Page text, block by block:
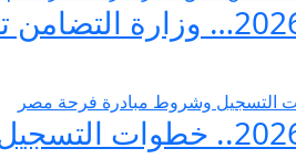
منصة تيسير الزواج